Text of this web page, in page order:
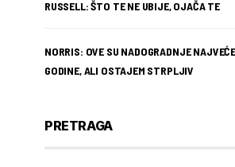
RUSSELL: ŠTO TE NE UBIJE, OJAČA TE
NORRIS: OVE SU NADOGRADNJE
GODINE, ALI OSTAJEM STRPLJIV
PRETRAGA